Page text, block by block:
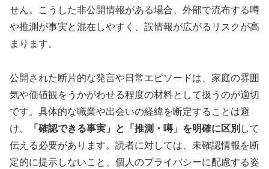
せん。こうした非公開情報がある場合、外部で流布する噂
や推測が事実と混在しやすく、誤情報が広がるリスクが高
まります。
公開された断片的な発言や日常エピソードは、家庭の雰囲
気や価値観をうかがわせる程度の材料として扱うのが適切
です。具体的な職業や出会いの経緯を断定することは避
け、
「確認できる事実」と「推測・噂」を明確に区別 して
伝える必要があります。読者に対しては、未確認情報を断
定的に提示しないこと、個人のプライバシーに配慮する姿